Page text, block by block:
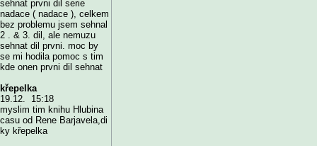
sehnat prvni dil serie
nadace ( nadace ), celkem
bez problemu jsem sehnal
2 . & 3. dil, ale nemuzu
sehnat dil prvni. moc by
se mi hodila pomoc s tim
kde onen prvni dil sehnat
křepelka
19.12. 15:18
myslim tim knihu Hlubina
casu od Rene Barjavela,di
ky křepelka